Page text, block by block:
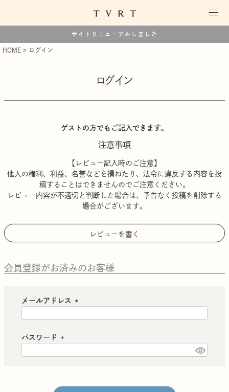
サイトリニューアルしました
HOME ログイン
ログイン
ゲストの方でもご記入できます。
注意事項
【レビュー記入時のご注意】
他人の権利、利益、名誉などを損ねたり、法令に違反する内容を投
稿することはできませんのでご注意ください。
レビュー内容が不適切と判断した場合は、予告なく投稿を削除する
場合がございます。
レビューを書く
会員登録がお済みのお客様
メールアドレス
パスワード